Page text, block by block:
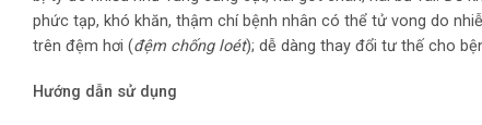
phức tạp, khó khăn, thậm chí bệnh nhân có thể tử vong do
trên đệm hơi (đệm chống loét); dễ dàng thay đổi tư thế cho
Hướng dẫn sử dụng